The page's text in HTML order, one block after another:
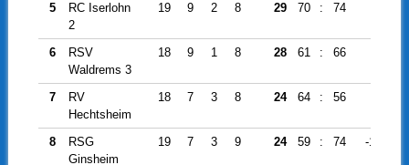
5
RC Iserlohn
2
19 9 2 8 29 70 : 74
6
RSV
Waldrems 3
18 9 1 8 28 61 : 66
7
RV
Hechtsheim
18 7 3 8 24 64 : 56
8
RSG
Ginsheim
19 7 3 9 24 59 : 74 -15